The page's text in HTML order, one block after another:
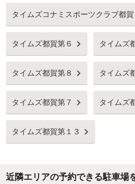
タイムズコナミスポーツクラブ都賀
タイムズ都賀第６ タイムズ
タイムズ都賀第８ タイムズ
タイムズ都賀第７ タイムズ
タイムズ都賀第１３
近隣エリアの予約できる駐車場